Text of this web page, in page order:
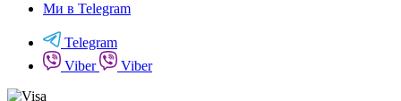
Ми в Telegram
Telegram
Viber
Viber